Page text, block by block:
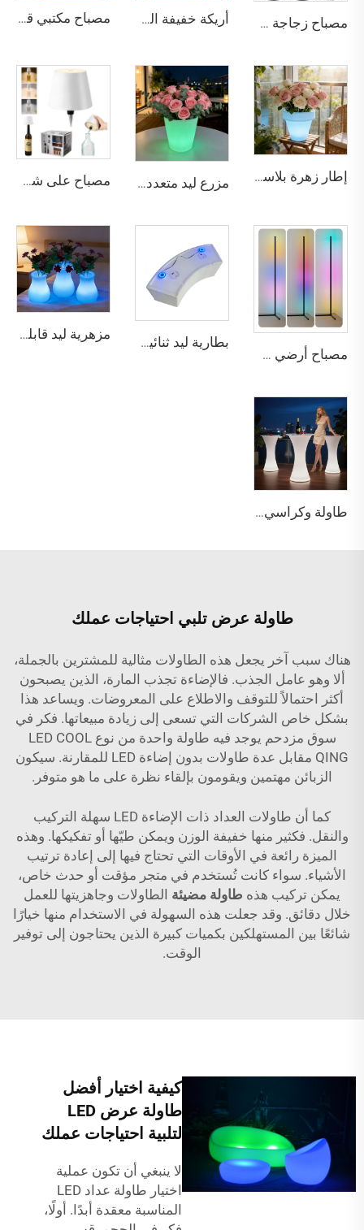
مصباح زجاجة لاسلكي متعدد الألوان مع تعتيم على ثلاث مستويات، وتثبيت ثلاثي المستويات أريكة خفيفة الوزن مقاومة للماء وقابلة لإعادة الشحن بالليد مناسبة للبار والأنشطة الخارجية مصباح مكتبي قابل لإعادة الشحن باللمس ثنائي الألوان بدون تدرجات إضاءة
إطار زهرة بلاستيكي خفيف الوزن قابل لإعادة الشحن ومتوهج بالليد مع تغيير الألوان مزرع ليد متعدد الألوان قابل لإعادة الشحن - إطارات زهرية مضيئة مقاومة للماء للديكور الخارجي، مناسبة للبار والساحة والحفلات مصباح على شكل زجاجة قابل للشحن عبر منفذ USB مع إضاءة تعمل باللمس وقابلة للتغميق بثلاثة ألوان مناسبة لمختلف المشاهد
مصباح أرضي LED زاوي ذكي متعدد الألوان (RGB) مع تحكم صوتي وبواسطة الموسيقى لتزيين المنزل أو ألعاب الفيديو
بطارية ليد ثنائية النواة للإضاءة في أثاث البار وديكور الحفلات
مزهرية ليد قابلة لإعادة الشحن وإلى التعتيم عن بعد، مناسبة للنوم والغرفة المعيشة والشقة والفندق والفيلا والبار وديكور الاستقبال
طاولة وكراسي بار خارجية عصرية مضيئة وصديقة للبيئة ومقاومة للماء مع إضاءة LED، مناسبة للحفلات والمناسبات
طاولة عرض تلبي احتياجات عملك
هناك سبب آخر يجعل هذه الطاولات مثالية للمشترين بالجملة،
ألا وهو عامل الجذب. فالإضاءة تجذب المارة، الذين يصبحون
أكثر احتمالاً للتوقف والاطلاع على المعروضات. ويساعد هذا
بشكل خاص الشركات التي تسعى إلى زيادة مبيعاتها. فكر في
سوق مزدحم يوجد فيه طاولة واحدة من نوع LED COOL
QING مقابل عدة طاولات بدون إضاءة LED للمقارنة. سيكون
الزبائن مهتمين ويقومون بإلقاء نظرة على ما هو متوفر.
كما أن طاولات العداد ذات الإضاءة LED سهلة التركيب
والنقل. فكثير منها خفيفة الوزن ويمكن طيّها أو تفكيكها. وهذه
الميزة رائعة في الأوقات التي تحتاج فيها إلى إعادة ترتيب
الأشياء. سواء كانت تُستخدم في متجر مؤقت أو حدث خاص،
يمكن تركيب هذه طاولة مضيئة الطاولات وجاهزيتها للعمل
خلال دقائق. وقد جعلت هذه السهولة في الاستخدام منها خيارًا
شائعًا بين المستهلكين بكميات كبيرة الذين يحتاجون إلى توفير
الوقت.
كيفية اختيار أفضل
طاولة عرض LED
لتلبية احتياجات عملك
لا ينبغي أن تكون عملية
اختيار طاولة عداد LED
المناسبة معقدة أبدًا. أولًا،